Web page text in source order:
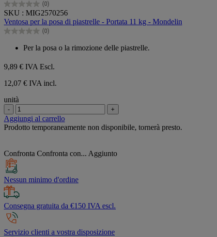
(0)
0.0
su
5
stelle.
SKU : MIG2570256
Ventosa per la posa di piastrelle - Portata 11 kg - Mondelin
(0)
0.0
Per la posa o la rimozione delle piastrelle.
9,89 € IVA Escl.
12,07 € IVA incl.
unità
- +
Aggiungi al carrello
Prodotto temporaneamente non disponibile, tornerà presto.
Confronta Confronta con... Aggiunto
Nessun minimo d'ordine
Consegna gratuita da €150 IVA escl.
Servizio clienti a vostra disposizione